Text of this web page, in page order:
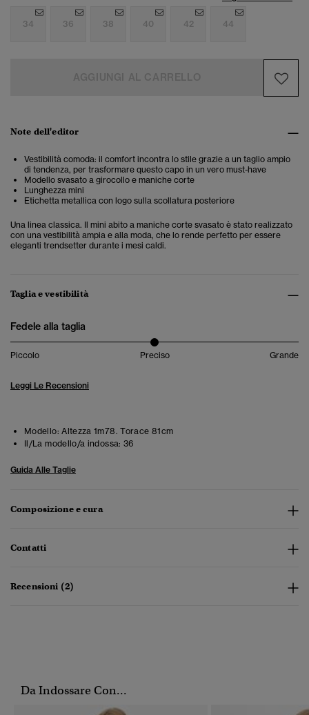
34 36 38 40 42 44
Note dell'editor
Vestibilità comoda: il comfort incontra lo stile grazie a un taglio ampio
di tendenza, per trasformare questo capo in un vero must-have
Modello svasato a girocollo e maniche corte
Lunghezza mini
Etichetta metallica con logo sulla scollatura posteriore
Una linea classica. Il mini abito a maniche corte svasato è stato realizzato
con una vestibilità ampia e alla moda, che lo rende perfetto per essere
eleganti trendsetter durante i mesi caldi.
Taglia e vestibilità
Fedele alla taglia
Piccolo Preciso Grande
Leggi Le Recensioni
Modello: Altezza 1m78. Torace 81cm
Il/La modello/a indossa: 36
Guida Alle Taglie
Composizione e cura
Contatti
Recensioni (2)
Da Indossare Con...